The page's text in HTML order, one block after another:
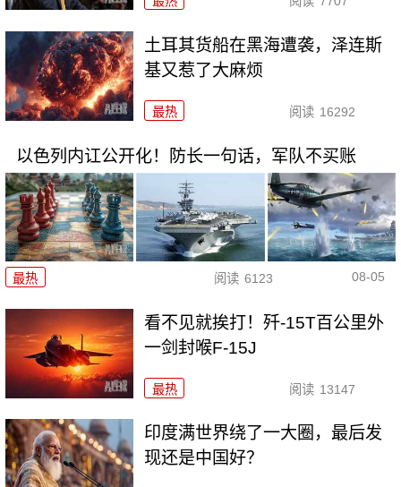
土耳其货船在黑海遭袭，泽连斯
基又惹了大麻烦
最热 阅读 16292
以色列内讧公开化！防长一句话，军队不买账
最热 阅读 6123 08-05
看不见就挨打！歼-15T百公里外
一剑封喉F-15J
最热 阅读 13147
印度满世界绕了一大圈，最后发
现还是中国好？